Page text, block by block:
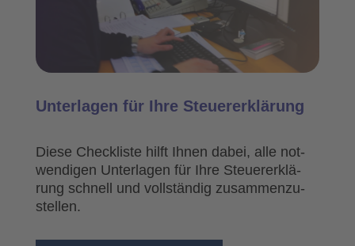
Unter­la­gen für Ihre Steu­er­erklä­rung
Die­se Check­lis­te hilft Ihnen dabei, alle not­
wen­di­gen Unter­la­gen für Ihre Steu­er­erklä­
rung schnell und voll­stän­dig zusam­men­zu­
stel­len.